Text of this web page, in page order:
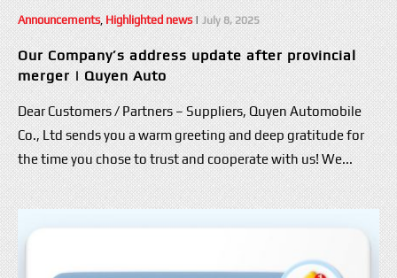
Announcements,Highlighted news| July 8, 2025
Our Company’s address update after provincial
merger | Quyen Auto
Dear Customers / Partners – Suppliers, Quyen Automobile
Co., Ltd sends you a warm greeting and deep gratitude for
the time you chose to trust and cooperate with us! We...